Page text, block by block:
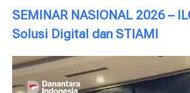
SEMINAR NASIONAL 2026 –
Solusi Digital dan STIAMI